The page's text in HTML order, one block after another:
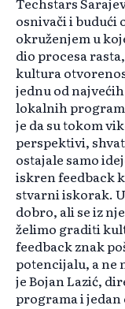
osnivači i budući
okruženjem u
dio procesa
kultura
jednu od
lokalnih
je da su tokom
perspektivi,
ostajale samo
iskren feedback
stvarni iskorak.
dobro, ali se iz
želimo graditi
feedback znak
potencijalu, a ne
je Bojan Lazić,
programa i jedan